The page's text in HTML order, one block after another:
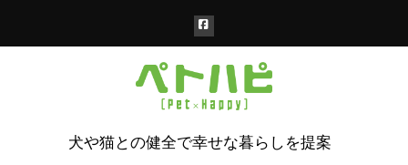
犬や猫との健全で幸せな暮らしを提案